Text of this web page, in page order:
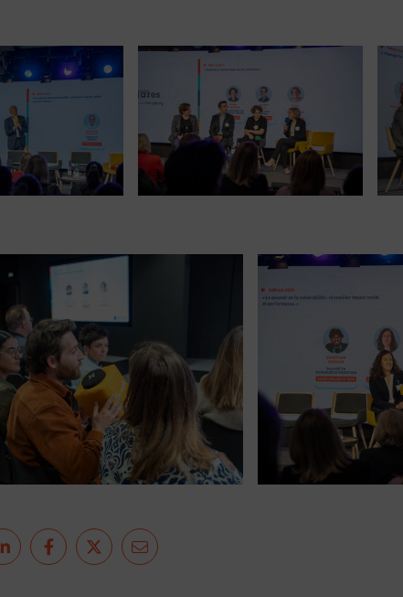
Partager sur LinkedIn
Partager sur Facebook
Partager sur Twitter
Partager par e-mail